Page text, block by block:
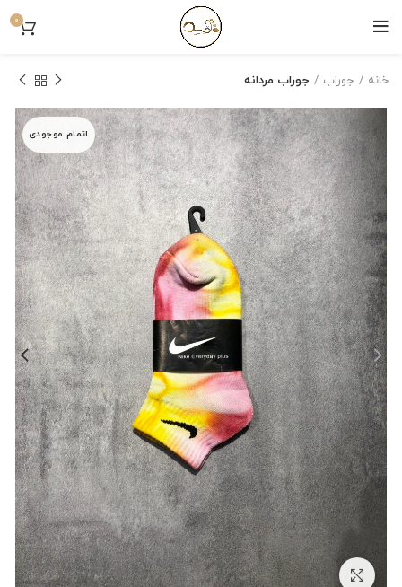
0
خانه جوراب جوراب مردانه
اتمام موجودی
بزرگنمایی تصویر